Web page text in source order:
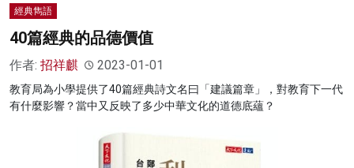
經典雋語
40篇經典的品德價值
作者: 招祥麒 2023-01-01
教育局為小學提供了40篇經典詩文名曰「建議篇章」，對教育下一代
有什麼影響？當中又反映了多少中華文化的道德底蘊？